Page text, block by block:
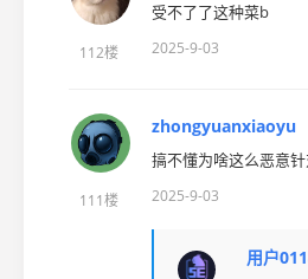
112楼
受不了了这种菜b
2025-9-03
111楼
zhongyuanxiaoyu
搞不懂为啥这么恶意
2025-9-03
用户